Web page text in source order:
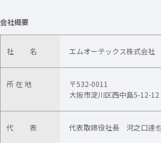
会社概要
社 名 エムオーテックス株式会社
所 在 地
〒532-0011
大阪市淀川区西中島5-12-
代 表 代表取締役社長 河之口達